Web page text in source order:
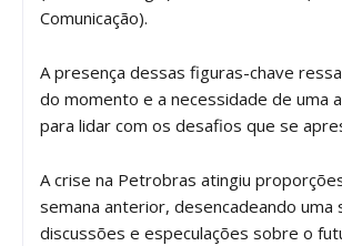
Comunicação).
A presença dessas figuras-chave
do momento e a necessidade de uma
para lidar com os desafios que se
A crise na Petrobras atingiu
semana anterior, desencadeando uma
discussões e especulações sobre o